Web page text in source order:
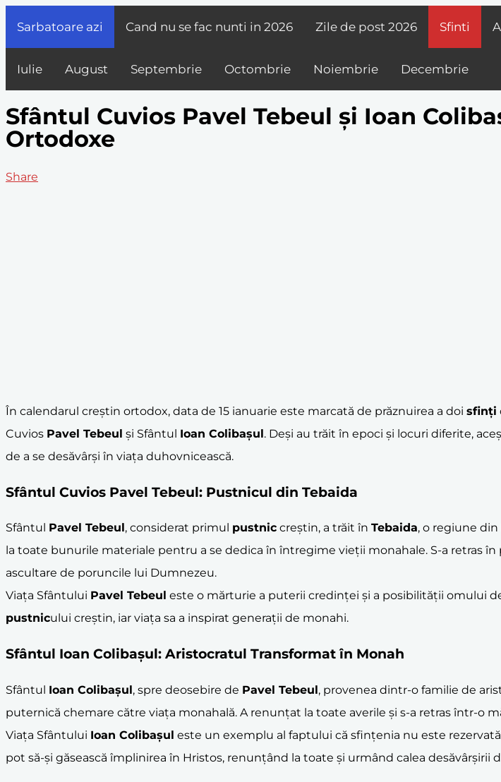
Sarbatoare azi Cand nu se fac nunti in 2026 Zile de post 2026 Sfinti
Iulie August Septembrie Octombrie Noiembrie Decembrie
Sfântul Cuvios Pavel Tebeul și Ioan
Ortodoxe
Share
În calendarul creștin ortodox, data de 15 ianuarie este marcată de prăznuirea a doi sfinți
Cuvios Pavel Tebeul și Sfântul Ioan Colibașul. Deși au trăit în epoci și locuri diferite,
de a se desăvârși în viața duhovnicească.
Sfântul Cuvios Pavel Tebeul: Pustnicul din Tebaida
Sfântul Pavel Tebeul, considerat primul pustnic creștin, a trăit în Tebaida, o regiune
la toate bunurile materiale pentru a se dedica în întregime vieții monahale. S-a retras
ascultare de poruncile lui Dumnezeu.
Viața Sfântului Pavel Tebeul este o mărturie a puterii credinței și a posibilității omului
pustnicului creștin, iar viața sa a inspirat generații de monahi.
Sfântul Ioan Colibașul: Aristocratul Transformat în Monah
Sfântul Ioan Colibașul, spre deosebire de Pavel Tebeul, provenea dintr-o familie de
puternică chemare către viața monahală. A renunțat la toate averile și s-a retras într-o
Viața Sfântului Ioan Colibașul este un exemplu al faptului că sfințenia nu este
pot să-și găsească împlinirea în Hristos, renunțând la toate și urmând calea desăvârșirii